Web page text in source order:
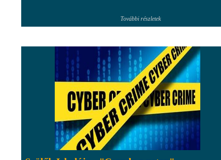
További részletek